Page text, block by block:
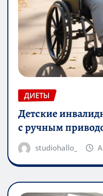
ДИЕТЫ
Детские
с ручным
studiohallo_